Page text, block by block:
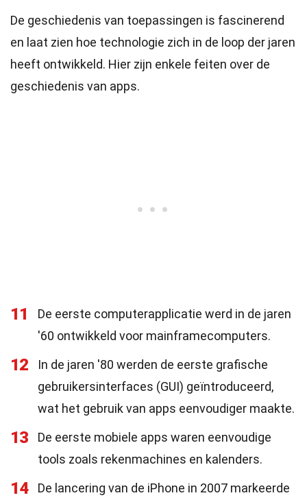
De geschiedenis van toepassingen is fascinerend
en laat zien hoe technologie zich in de loop der jaren
heeft ontwikkeld. Hier zijn enkele feiten over de
geschiedenis van apps.
11
De eerste computerapplicatie werd in de jaren
'60 ontwikkeld voor mainframecomputers.
12
In de jaren '80 werden de eerste grafische
gebruikersinterfaces (GUI) geïntroduceerd,
wat het gebruik van apps eenvoudiger maakte.
13
De eerste mobiele apps waren eenvoudige
tools zoals rekenmachines en kalenders.
14
De lancering van de iPhone in 2007 markeerde